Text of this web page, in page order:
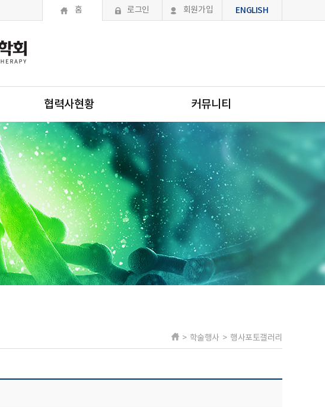
홈 로그인 회원가입 ENGLISH
협력사현황 커뮤니티
> 학술행사 > 행사포토갤러리